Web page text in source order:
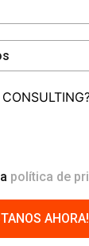
política de